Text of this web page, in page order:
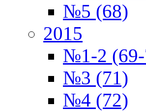
№5 (68)
2015
№1-2
№3 (71)
№4 (72)